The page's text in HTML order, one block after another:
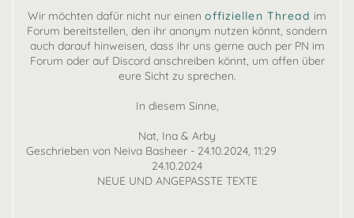
Wir möchten dafür nicht nur einenoffiziellen Thread im
Forum bereitstellen, den ihr anonym nutzen könnt, sondern
auch darauf hinweisen, dass ihr uns gerne auch per PN im
Forum oder auf Discord anschreiben könnt, um offen über
eure Sicht zu sprechen.
In diesem Sinne,
Nat, Ina & Arby
Geschrieben von Neiva Basheer - 24.10.2024, 11:29
24.10.2024
NEUE UND ANGEPASSTE TEXTE